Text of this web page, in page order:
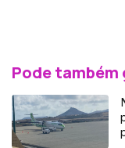
Pode